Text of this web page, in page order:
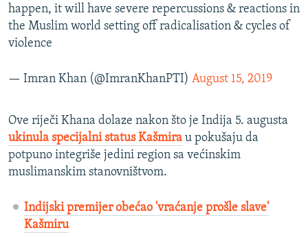
happen, it will have severe repercussions & reactions in
the Muslim world setting off radicalisation & cycles of
violence
— Imran Khan (@ImranKhanPTI) August 15, 2019
​Ove riječi Khana dolaze nakon što je Indija 5. augusta
ukinula specijalni status Kašmira u pokušaju da
potpuno integriše jedini region sa većinskim
muslimanskim stanovništvom.
Indijski premijer obećao 'vraćanje prošle slave'
Kašmiru